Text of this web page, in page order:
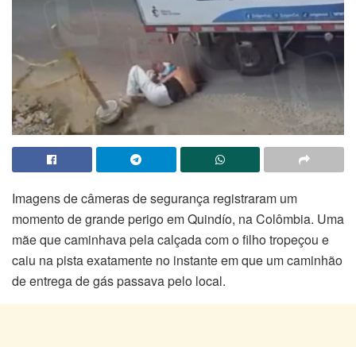
Imagens de câmeras de segurança registraram um
momento de grande perigo em Quindío, na Colômbia. Uma
mãe que caminhava pela calçada com o filho tropeçou e
caiu na pista exatamente no instante em que um caminhão
de entrega de gás passava pelo local.